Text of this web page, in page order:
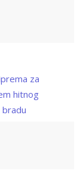
za
hitnog
bradu